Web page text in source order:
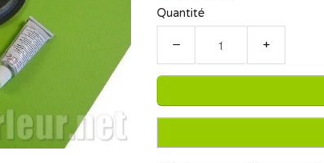
Quantité
− +